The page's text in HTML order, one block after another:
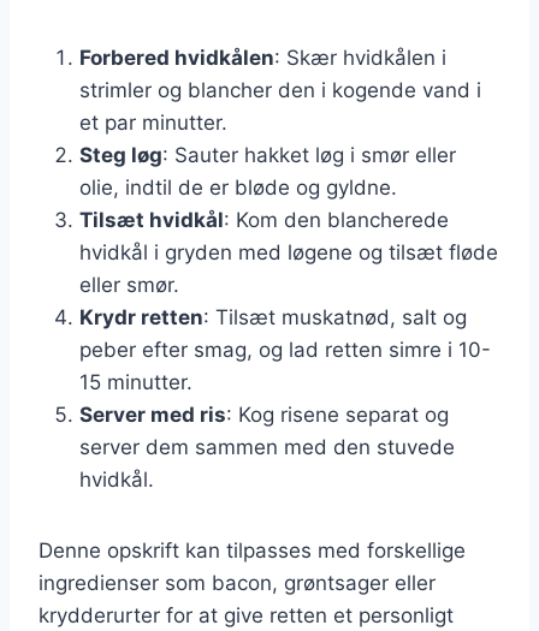
Forbered hvidkålen: Skær hvidkålen i
strimler og blancher den i kogende vand i
et par minutter.
Steg løg: Sauter hakket løg i smør eller
olie, indtil de er bløde og gyldne.
Tilsæt hvidkål: Kom den blancherede
hvidkål i gryden med løgene og tilsæt fløde
eller smør.
Krydr retten: Tilsæt muskatnød, salt og
peber efter smag, og lad retten simre i 10-
15 minutter.
Server med ris: Kog risene separat og
server dem sammen med den stuvede
hvidkål.
Denne opskrift kan tilpasses med forskellige
ingredienser som bacon, grøntsager eller
krydderurter for at give retten et personligt